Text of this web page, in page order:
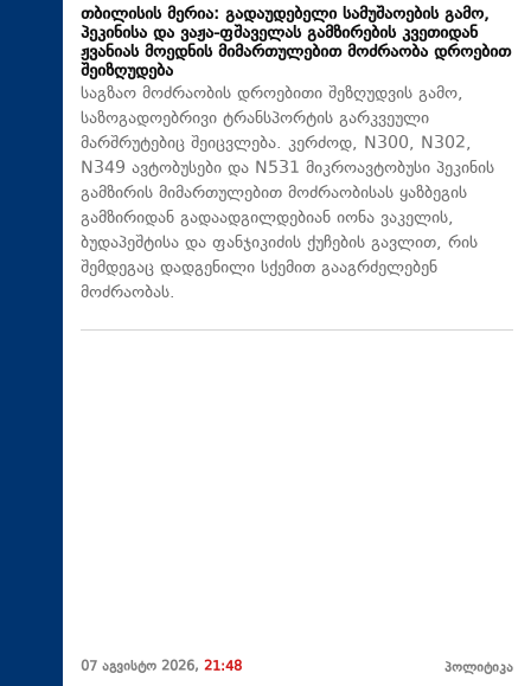
თბილისის მერია: გადაუდებელი სამუშაოების გამო,
პეკინისა და ვაჟა-ფშაველას გამზირების კვეთიდან
ჟვანიას მოედნის მიმართულებით მოძრაობა დროებით
შეიზღუდება
საგზაო მოძრაობის დროებითი შეზღუდვის გამო,
საზოგადოებრივი ტრანსპორტის გარკვეული
მარშრუტებიც შეიცვლება. კერძოდ, N300, N302,
N349 ავტობუსები და N531 მიკროავტობუსი პეკინის
გამზირის მიმართულებით მოძრაობისას ყაზბეგის
გამზირიდან გადაადგილდებიან იონა ვაკელის,
ბუდაპეშტისა და ფანჯიკიძის ქუჩების გავლით, რის
შემდეგაც დადგენილი სქემით გააგრძელებენ
მოძრაობას.
07 აგვისტო 2026, 21:48 პოლიტიკა